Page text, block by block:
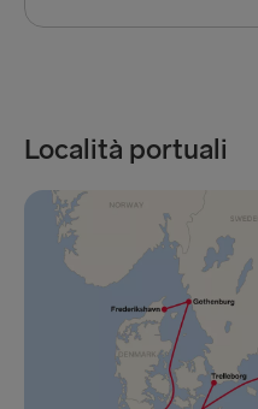
Località portuali